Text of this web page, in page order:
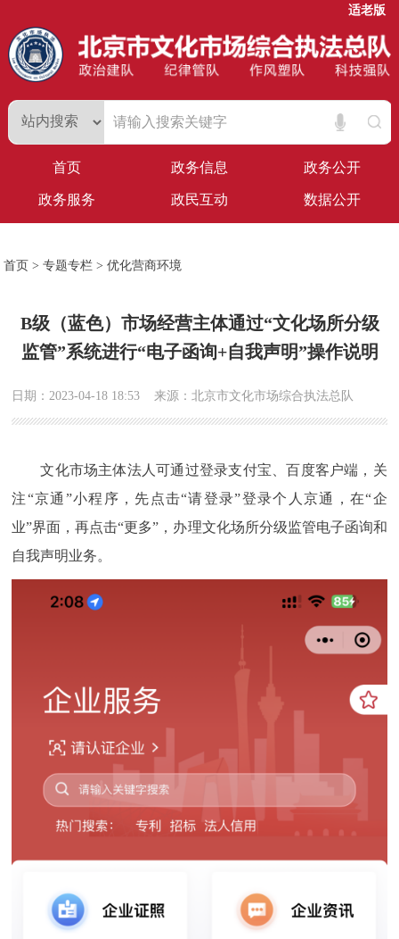
适老版
首页 政务信息 政务公开
政务服务 政民互动 数据公开
首页 >专题专栏 >优化营商环境
B级（蓝色）市场经营主体通过“文化场所分级
监管”系统进行“电子函询+自我声明”操作说明
日期：2023-04-18 18:53 来源：北京市文化市场综合执法总队
文化市场主体法人可通过登录支付宝、百度客户端，关
注“京通”小程序，先点击“请登录”登录个人京通，在“企
业”界面，再点击“更多”，办理文化场所分级监管电子函询和
自我声明业务。